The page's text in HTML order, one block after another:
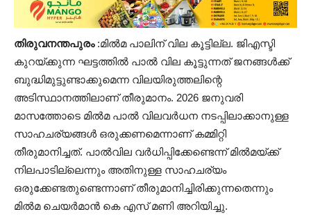
തിരുവനന്തപുരം:മില്‍മ പാലിന് വില കൂട്ടില്ല. ജിഎസ്ടി
കുറയ്ക്കുന്ന ഘട്ടത്തില്‍ പാല്‍ വില കൂട്ടുന്നത് ജനങ്ങള്‍ക്ക്
ബുദ്ധിമുട്ടുണ്ടാക്കുമെന്ന വിലയിരുത്തലിന്റെ
അടിസ്ഥാനത്തിലാണ് തീരുമാനം. 2026 ജനുവരി
മാസത്തോടെ മില്‍മ പാല്‍ വിലവര്‍ധന നടപ്പിലാക്കാനുള്ള
സാഹചര്യങ്ങള്‍ ഒരുക്കണമെന്നാണ് കമ്മിറ്റി
തീരുമാനിച്ചത്. പാല്‍വില വര്‍ധിപ്പിക്കേണ്ടെന്ന് മില്‍മയ്ക്ക്
നിലപാടില്ലെന്നും അതിനുള്ള സാഹചര്യം
ഒരുക്കേണ്ടതുണ്ടെന്നാണ് തീരുമാനിച്ചിരിക്കുന്നതെന്നും
മില്‍മ ചെയര്‍മാന്‍ കെ എസ് മണി അറിയിച്ചു.